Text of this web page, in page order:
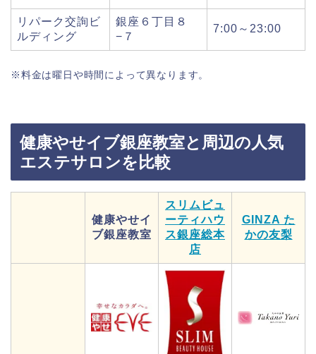
リパーク交詢ビ
ルディング
銀座６丁目８
−７
7:00～23:00
※料金は曜日や時間によって異なります。
健康やせイブ銀座教室と周辺の人気
エステサロンを比較
健康やせイ
ブ銀座教室
スリムビュ
ーティハウ
ス銀座総本
店
GINZA た
かの友梨